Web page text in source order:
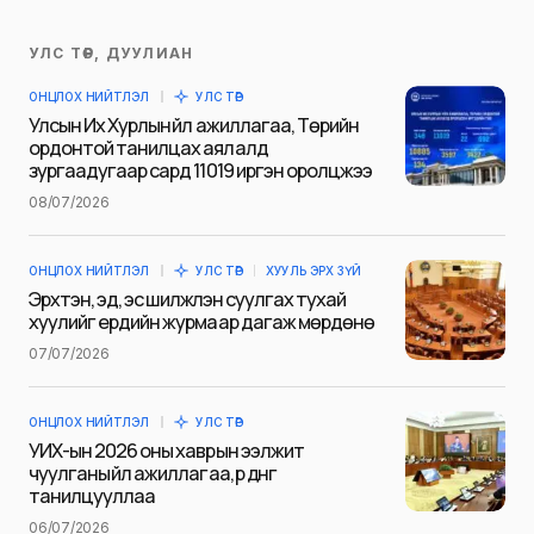
Таны имэйл хаягийг нийтлэхгүй.
тэмдэглэсэн
Сэтгэгдэл*
Name
УЛС ТӨР, ДУУЛИАН
ОНЦЛОХ НИЙТЛЭЛ УЛС ТӨР
Улсын Их Хурлын үйл ажиллагаа, Төрийн
ордонтой танилцах аялалд
зургаадугаар сард 11019 иргэн оролцжээ
08/07/2026
ОНЦЛОХ НИЙТЛЭЛ УЛС ТӨР ХУУЛЬ ЭРХ ЗҮЙ
Эрхтэн, эд, эс шилжүүлэн суулгах тухай
хуулийг ердийн журмаар дагаж мөрдөнө
07/07/2026
ОНЦЛОХ НИЙТЛЭЛ УЛС ТӨР
УИХ-ын 2026 оны хаврын ээлжит
чуулганы үйл ажиллагаа, үр дүнг
танилцууллаа
06/07/2026